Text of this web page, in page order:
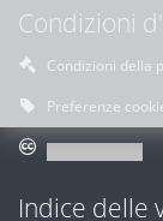
Condizioni
Condizioni della
Preferenze
Indice delle